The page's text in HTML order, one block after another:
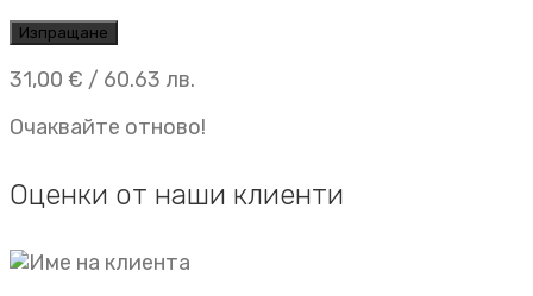
31,00 € / 60.63 лв.
Очаквайте отново!
Оценки от наши клиенти